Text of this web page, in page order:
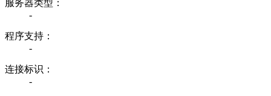
服务器类型：
-
程序支持：
-
连接标识：
-